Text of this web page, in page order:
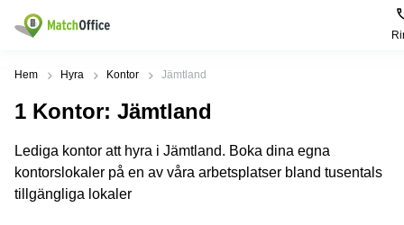
Hyra / hyra ut
Kategorier
Kontor
Kontorshotell
Populära
Stockholm
Göteborg
Populära
Kontorshotell
Stockholm
Hjälp
Om oss
Hem Hyra Kontor Jämtland
1 Kontor: Jämtland
Lediga kontor att hyra i Jämtland. Boka dina egna
kontorslokaler på en av våra arbetsplatser bland tusentals
tillgängliga lokaler